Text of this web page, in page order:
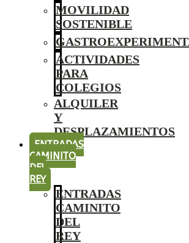
MOVILIDAD
SOSTENIBLE
ACTIVIDADES
PARA
COLEGIOS
ALQUILER
Y
DESPLAZAMIENTOS
ENTRADAS
CAMINITO
DEL
REY
ENTRADAS
CAMINITO
DEL
REY